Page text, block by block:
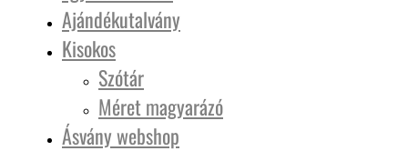
Ajándékutalvány
Kisokos
Szótár
Méret magyarázó
Ásvány webshop